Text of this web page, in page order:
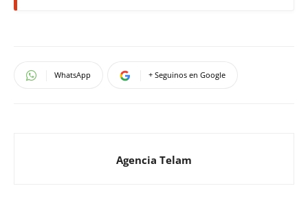
WhatsApp + Seguinos en Google
Agencia Telam